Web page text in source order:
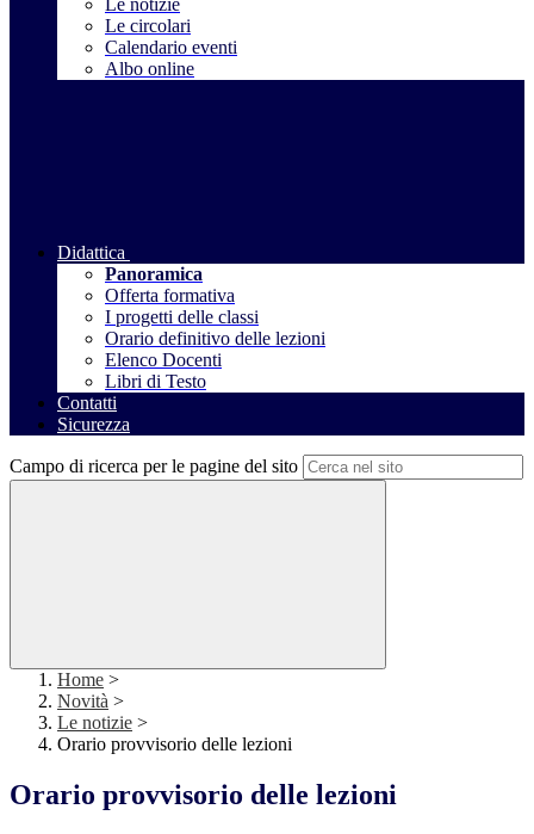
Le notizie
Le circolari
Calendario eventi
Albo online
Didattica
Panoramica
Offerta formativa
I progetti delle classi
Orario definitivo delle lezioni
Elenco Docenti
Libri di Testo
Contatti
Sicurezza
Campo di ricerca per le pagine del sito
Home >
Novità >
Le notizie >
Orario provvisorio delle lezioni
Orario provvisorio delle lezioni